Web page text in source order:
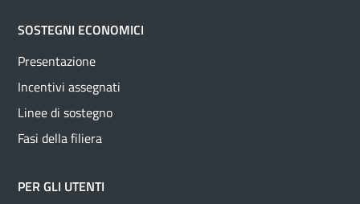
SOSTEGNI ECONOMICI
Presentazione
Incentivi assegnati
Linee di sostegno
Fasi della filiera
PER GLI UTENTI